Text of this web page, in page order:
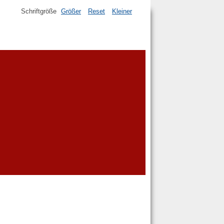
Schriftgröße Größer Reset Kleiner